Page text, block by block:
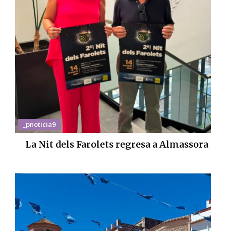
_pnoticia9
La Nit dels Farolets regresa a Almassora